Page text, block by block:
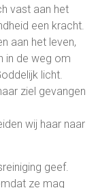
vast aan het
een kracht.
aan het leven,
in de weg om
licht.
ziel gevangen
wij haar naar
geef.
ze mag